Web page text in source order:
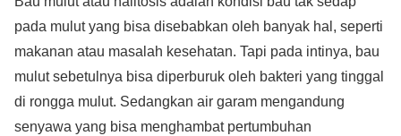
pada mulut yang bisa disebabkan oleh banyak hal, seperti
makanan atau masalah kesehatan. Tapi pada intinya, bau
mulut sebetulnya bisa diperburuk oleh bakteri yang tinggal
di rongga mulut. Sedangkan air garam mengandung
senyawa yang bisa menghambat pertumbuhan